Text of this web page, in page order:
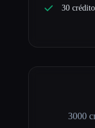
30
3000